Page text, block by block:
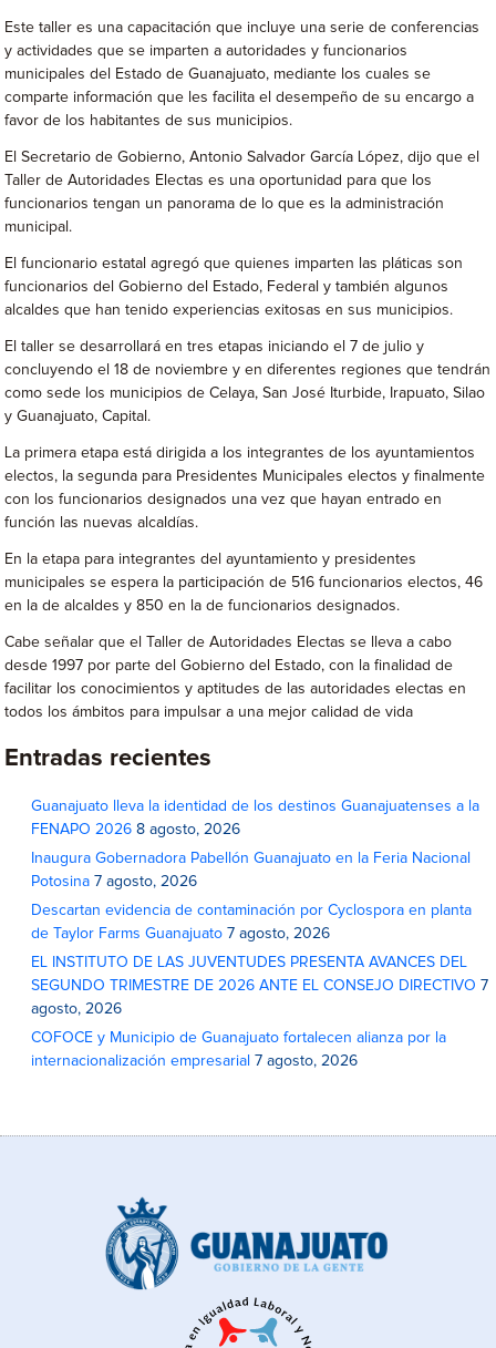
Este taller es una capacitación que incluye una serie de conferencias
y actividades que se imparten a autoridades y funcionarios
municipales del Estado de Guanajuato, mediante los cuales se
comparte información que les facilita el desempeño de su encargo a
favor de los habitantes de sus municipios.
El Secretario de Gobierno, Antonio Salvador García López, dijo que el
Taller de Autoridades Electas es una oportunidad para que los
funcionarios tengan un panorama de lo que es la administración
municipal.
El funcionario estatal agregó que quienes imparten las pláticas son
funcionarios del Gobierno del Estado, Federal y también algunos
alcaldes que han tenido experiencias exitosas en sus municipios.
El taller se desarrollará en tres etapas iniciando el 7 de julio y
concluyendo el 18 de noviembre y en diferentes regiones que tendrán
como sede los municipios de Celaya, San José Iturbide, Irapuato, Silao
y Guanajuato, Capital.
La primera etapa está dirigida a los integrantes de los ayuntamientos
electos, la segunda para Presidentes Municipales electos y finalmente
con los funcionarios designados una vez que hayan entrado en
función las nuevas alcaldías.
En la etapa para integrantes del ayuntamiento y presidentes
municipales se espera la participación de 516 funcionarios electos, 46
en la de alcaldes y 850 en la de funcionarios designados.
Cabe señalar que el Taller de Autoridades Electas se lleva a cabo
desde 1997 por parte del Gobierno del Estado, con la finalidad de
facilitar los conocimientos y aptitudes de las autoridades electas en
todos los ámbitos para impulsar a una mejor calidad de vida
Entradas recientes
Guanajuato lleva la identidad de los destinos Guanajuatenses a la
FENAPO 2026 8 agosto, 2026
Inaugura Gobernadora Pabellón Guanajuato en la Feria Nacional
Potosina 7 agosto, 2026
Descartan evidencia de contaminación por Cyclospora en planta
de Taylor Farms Guanajuato 7 agosto, 2026
EL INSTITUTO DE LAS JUVENTUDES PRESENTA AVANCES DEL
SEGUNDO TRIMESTRE DE 2026 ANTE EL CONSEJO DIRECTIVO 7
agosto, 2026
COFOCE y Municipio de Guanajuato fortalecen alianza por la
internacionalización empresarial 7 agosto, 2026